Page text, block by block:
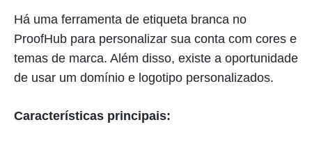
Há uma ferramenta de etiqueta branca no
ProofHub para personalizar sua conta com cores e
temas de marca. Além disso, existe a oportunidade
de usar um domínio e logotipo personalizados.
Características principais: